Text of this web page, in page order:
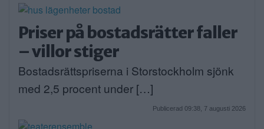
Priser på bostadsrätter faller
– villor stiger
Bostadsrättspriserna i Storstockholm sjönk
med 2,5 procent under […]
Publicerad 09:38, 7 augusti 2026